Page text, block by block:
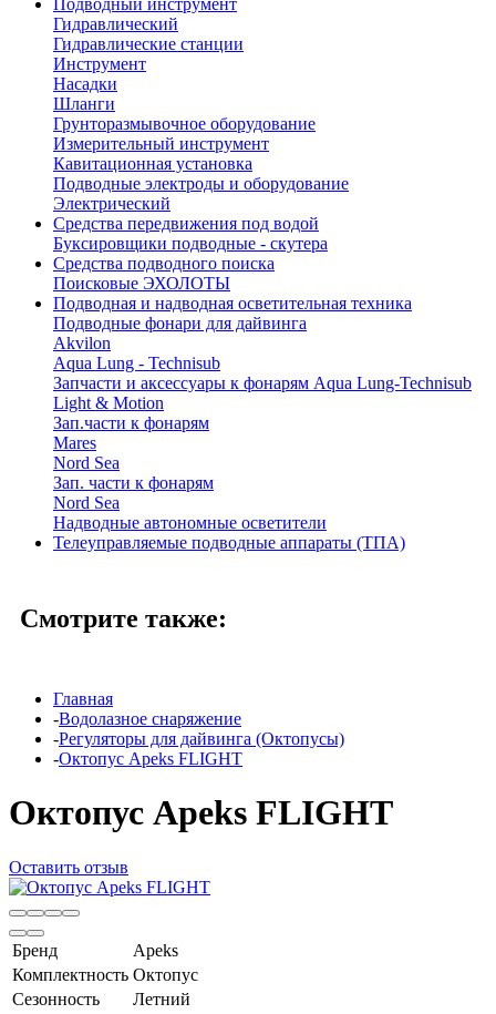
Подводный инструмент
Гидравлический
Гидравлические станции
Инструмент
Насадки
Шланги
Грунторазмывочное оборудование
Измерительный инструмент
Кавитационная установка
Подводные электроды и оборудование
Электрический
Средства передвижения под водой
Буксировщики подводные - скутера
Средства подводного поиска
Поисковые ЭХОЛОТЫ
Подводная и надводная осветительная техника
Подводные фонари для дайвинга
Akvilon
Aqua Lung - Technisub
Запчасти и аксессуары к фонарям Aqua Lung-Technisub
Light & Motion
Зап.части к фонарям
Mares
Nord Sea
Зап. части к фонарям
Nord Sea
Надводные автономные осветители
Телеуправляемые подводные аппараты (ТПА)
Смотрите также:
Главная
-Водолазное снаряжение
-Регуляторы для дайвинга (Октопусы)
-Октопус Apeks FLIGHT
Октопус Apeks FLIGHT
Оставить отзыв
Бренд
Apeks
Комплектность Октопус
Сезонность
Летний